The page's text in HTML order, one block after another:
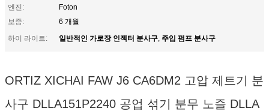
엔진:
Foton
보증:
6 개월
하이 라이트:
일반적인 가로장 인젝터 분사구, 주입 펌프 분사구
ORTIZ XICHAI FAW J6 CA6DM2 고압 제트기 분
사구 DLLA151P2240 공업 섞기 분무 노즐 DLLA